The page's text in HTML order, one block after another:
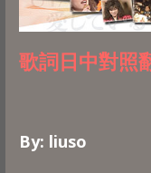
歌詞日中對照
By: liuso